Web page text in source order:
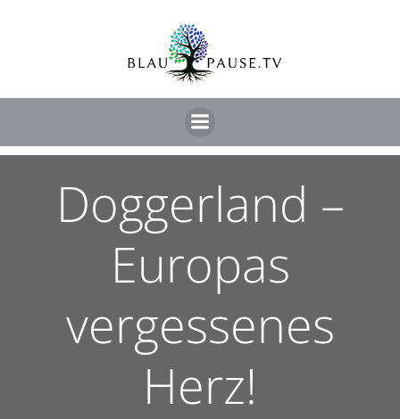
Doggerland –
Europas
vergessenes
Herz!